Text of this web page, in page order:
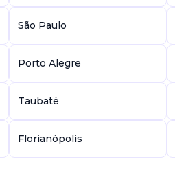
campanhas patrocinadas no
de forma ativa na prospecção
São Paulo
Porto Alegre
Taubaté
Florianópolis